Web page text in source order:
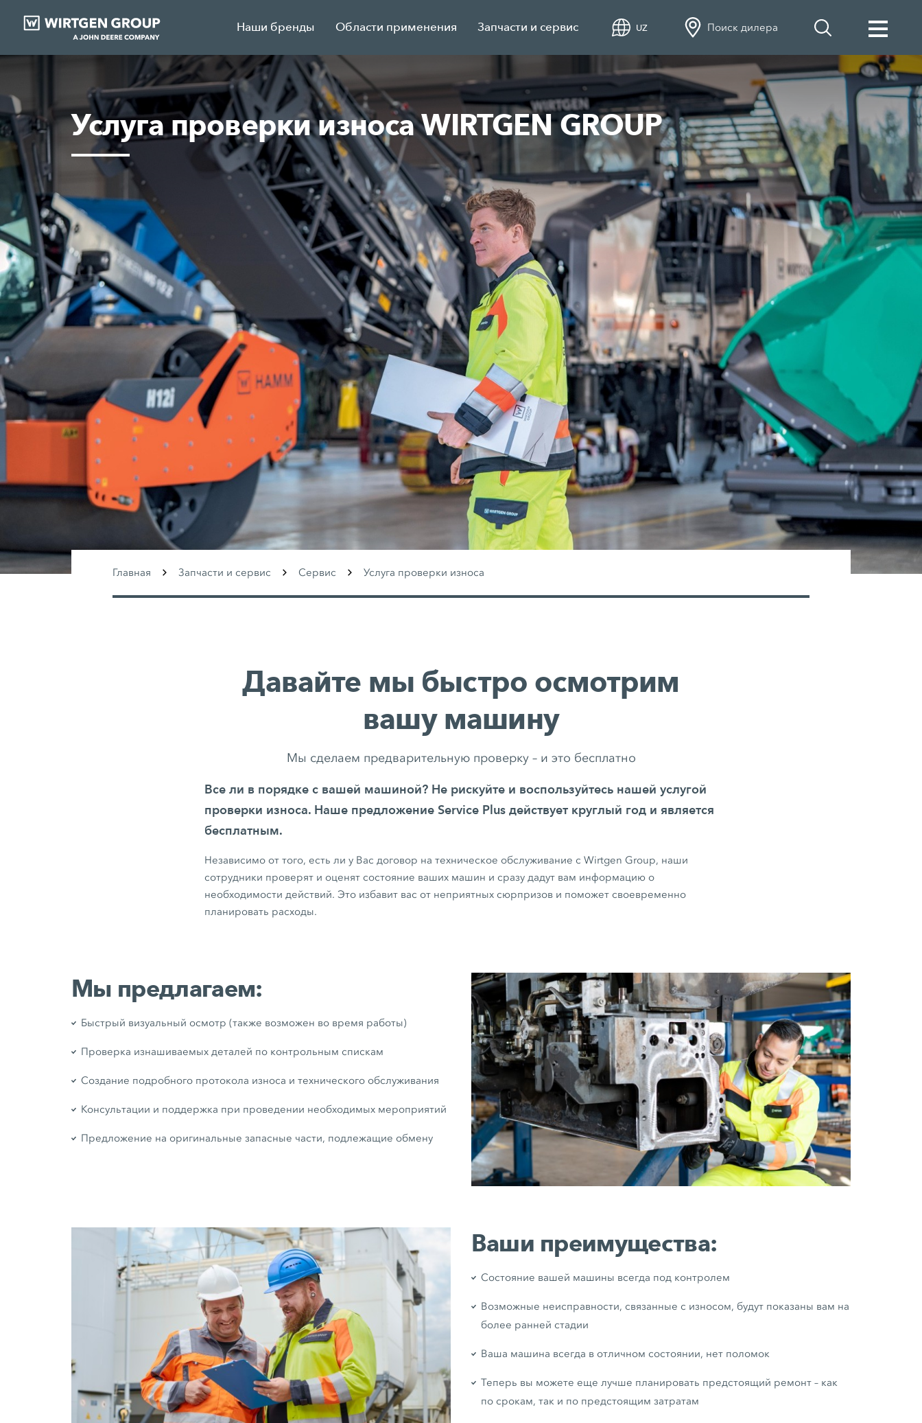
Наши бренды Области применения Запчасти и сервис UZ Поиск дилера
Услуга проверки износа WIRTGEN GROUP
Главная Запчасти и сервис Сервис Услуга проверки износа
Давайте мы быстро осмотрим
вашу машину
Мы сделаем предварительную проверку – и это бесплатно
Все ли в порядке с вашей машиной? Не рискуйте и воспользуйтесь нашей услугой
проверки износа. Наше предложение Service Plus действует круглый год и является
бесплатным.
Независимо от того, есть ли у Вас договор на техническое обслуживание с Wirtgen Group, наши
сотрудники проверят и оценят состояние ваших машин и сразу дадут вам информацию о
необходимости действий. Это избавит вас от неприятных сюрпризов и поможет своевременно
планировать расходы.
Мы предлагаем:
Быстрый визуальный осмотр (также возможен во время работы)
Проверка изнашиваемых деталей по контрольным спискам
Создание подробного протокола износа и технического обслуживания
Консультации и поддержка при проведении необходимых мероприятий
Предложение на оригинальные запасные части, подлежащие обмену
Ваши преимущества:
Состояние вашей машины всегда под контролем
Возможные неисправности, связанные с износом, будут показаны вам на
более ранней стадии
Ваша машина всегда в отличном состоянии, нет поломок
Теперь вы можете еще лучше планировать предстоящий ремонт – как
по срокам, так и по предстоящим затратам